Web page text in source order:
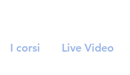
I corsi Live Video